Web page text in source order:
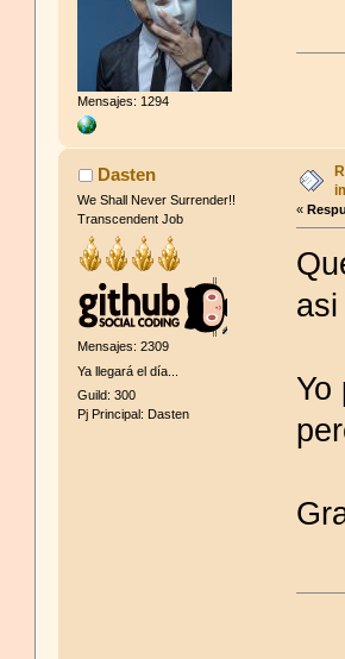
Mensajes: 1294
Dasten
We Shall Never Surrender!!
Transcendent Job
Mensajes: 2309
Ya llegará el día...
Guild: 300
Pj Principal: Dasten
«
Yo